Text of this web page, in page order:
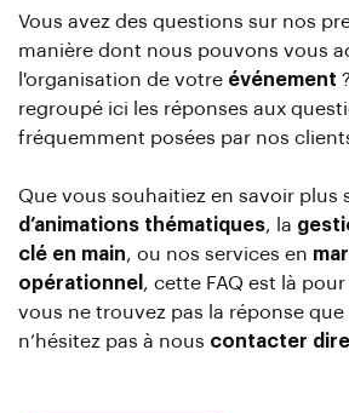
Vous avez des questions sur nos
manière dont nous pouvons vous
l'organisation de votre événement
regroupé ici les réponses aux
fréquemment posées par nos
Que vous souhaitiez en savoir plus
d’animations thématiques, la
clé en main, ou nos services en
opérationnel , cette FAQ est là
vous ne trouvez pas la réponse
n’hésitez pas à nous contacter